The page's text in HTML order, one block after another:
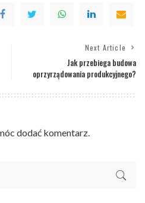
Next Article
Jak przebiega budowa
oprzyrządowania produkcyjnego?
dodać komentarz.